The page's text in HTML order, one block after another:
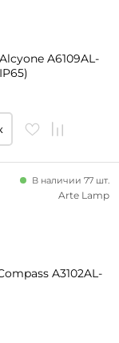
A6109AL-
A3102AL-
В наличии 77 шт.
Arte Lamp